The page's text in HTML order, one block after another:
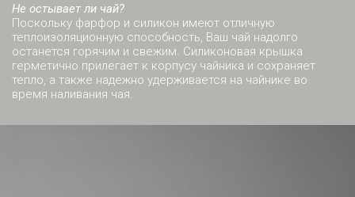
Не остывает ли чай?
Поскольку фарфор и силикон имеют отличную
теплоизоляционную способность, Ваш чай надолго
останется горячим и свежим. Силиконовая крышка
герметично прилегает к корпусу чайника и сохраняет
тепло, а также надежно удерживается на чайнике во
время наливания чая.